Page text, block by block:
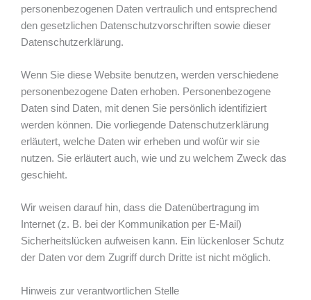
personenbezogenen Daten vertraulich und entsprechend
den gesetzlichen Datenschutzvorschriften sowie dieser
Datenschutzerklärung.
Wenn Sie diese Website benutzen, werden verschiedene
personenbezogene Daten erhoben. Personenbezogene
Daten sind Daten, mit denen Sie persönlich identifiziert
werden können. Die vorliegende Datenschutzerklärung
erläutert, welche Daten wir erheben und wofür wir sie
nutzen. Sie erläutert auch, wie und zu welchem Zweck das
geschieht.
Wir weisen darauf hin, dass die Datenübertragung im
Internet (z. B. bei der Kommunikation per E-Mail)
Sicherheitslücken aufweisen kann. Ein lückenloser Schutz
der Daten vor dem Zugriff durch Dritte ist nicht möglich.
Hinweis zur verantwortlichen Stelle